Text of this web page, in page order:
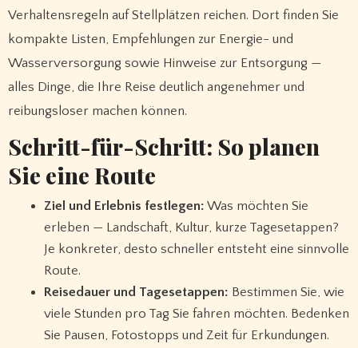
Verhaltensregeln auf Stellplätzen reichen. Dort finden Sie
kompakte Listen, Empfehlungen zur Energie- und
Wasserversorgung sowie Hinweise zur Entsorgung —
alles Dinge, die Ihre Reise deutlich angenehmer und
reibungsloser machen können.
Schritt-für-Schritt: So planen
Sie eine Route
Ziel und Erlebnis festlegen: Was möchten Sie
erleben — Landschaft, Kultur, kurze Tagesetappen?
Je konkreter, desto schneller entsteht eine sinnvolle
Route.
Reisedauer und Tagesetappen: Bestimmen Sie, wie
viele Stunden pro Tag Sie fahren möchten. Bedenken
Sie Pausen, Fotostopps und Zeit für Erkundungen.